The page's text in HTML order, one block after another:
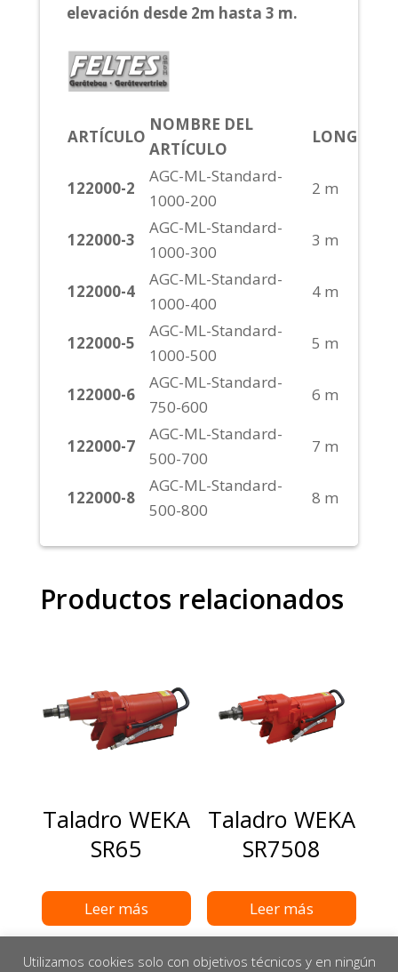
elevación desde 2m hasta 3 m.
ARTÍCULO
NOMBRE DEL
ARTÍCULO
LONG.
122000-2
AGC-ML-Standard-
1000-200
2 m
122000-3
AGC-ML-Standard-
1000-300
3 m
122000-4
AGC-ML-Standard-
1000-400
4 m
122000-5
AGC-ML-Standard-
1000-500
5 m
122000-6
AGC-ML-Standard-
750-600
6 m
122000-7
AGC-ML-Standard-
500-700
7 m
122000-8
AGC-ML-Standard-
500-800
8 m
Productos relacionados
Taladro WEKA
SR65
Leer más
Taladro WEKA
SR7508
Leer más
Utilizamos cookies solo con objetivos técnicos y en ningún